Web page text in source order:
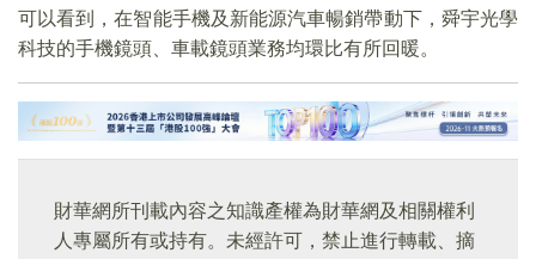
可以看到，在智能手機及新能源汽車暢銷帶動下，舜宇光學
科技的手機鏡頭、車載鏡頭業務均環比有所回暖。
財華網所刊載內容之知識產權為財華網及相關權利
人專屬所有或持有。未經許可，禁止進行轉載、摘